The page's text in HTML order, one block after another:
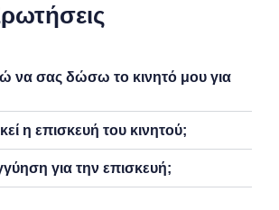
να σας δώσω το κινητό μου για
η επισκευή του κινητού;
για την επισκευή;